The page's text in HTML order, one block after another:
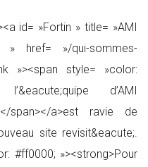
id= »Fortin » title= »AMI
» href= »/qui-sommes-
»><span style= »color:
d’AMI
span></a>est ravie de
site revisit&eacute;.
#ff0000; »><strong>Pour